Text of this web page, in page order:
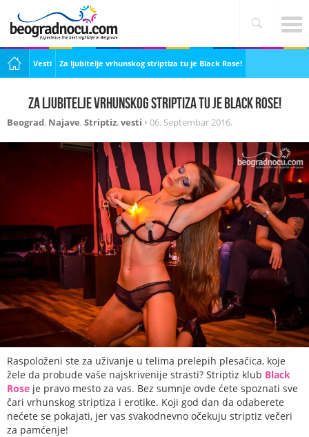
Vesti Za ljubitelje vrhunskog striptiza tu je Black Rose!
Za ljubitelje vrhunskog striptiza tu je Black Rose!
Beograd, Najave, Striptiz, vesti • 06. Septembar 2016.
Raspoloženi ste za uživanje u telima prelepih plesačica, koje
žele da probude vaše najskrivenije strasti? Striptiz klub Black
Rose je pravo mesto za vas. Bez sumnje ovde ćete spoznati sve
čari vrhunskog striptiza i erotike. Koji god dan da odaberete
nećete se pokajati, jer vas svakodnevno očekuju striptiz večeri
za pamćenje!